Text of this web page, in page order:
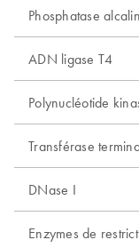
Phosphatase
ADN ligase T4
Polynucléotide
Transférase
DNase I
Enzymes de